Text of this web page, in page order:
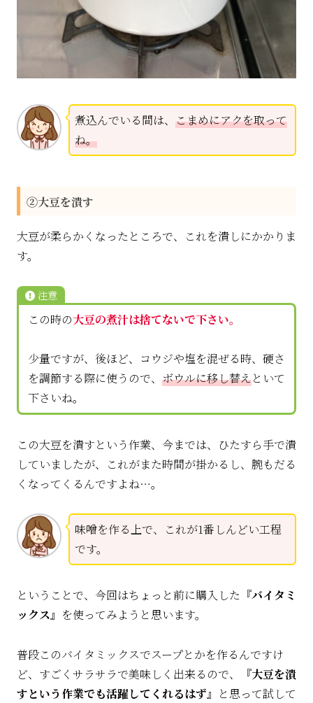
煮込んでいる間は、 こまめにアクを取って
ね。
②大豆を潰す
大豆が柔らかくなったところで、これを潰しにかかりま
す。
注意
この時の大豆の煮汁は捨てないで下さい。
少量ですが、後ほど、コウジや塩を混ぜる時、硬さ
を調節する際に使うので、 ボウルに移し替えといて
下さいね。
この大豆を潰すという作業、今までは、ひたすら手で潰
していましたが、これがまた時間が掛かるし、腕もだる
くなってくるんですよね…。
味噌を作る上で、これが1番しんどい工程
です。
ということで、今回はちょっと前に購入した 『バイタミ
ックス』 を使ってみようと思います。
普段このバイタミックスでスープとかを作るんですけ
ど、すごくサラサラで美味しく出来るので、
『大豆を潰
すという作業でも活躍してくれるはず』 と思って試して